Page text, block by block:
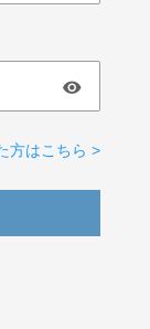
方はこちら >